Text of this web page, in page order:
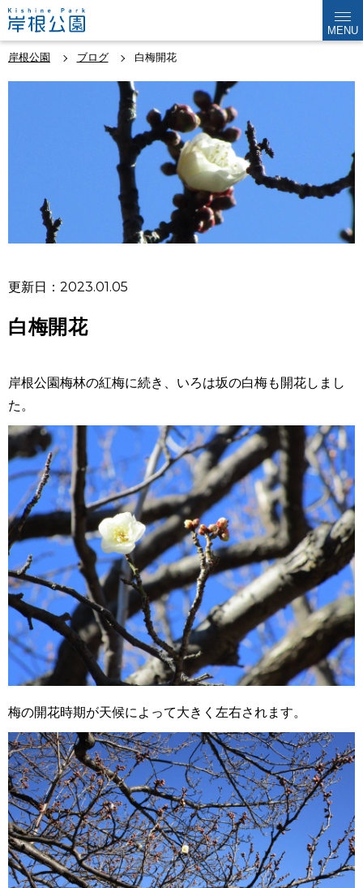
MENU
岸根公園 ブログ 白梅開花
更新日：2023.01.05
白梅開花
岸根公園梅林の紅梅に続き、いろは坂の白梅も開花しまし
た。
梅の開花時期が天候によって大きく左右されます。